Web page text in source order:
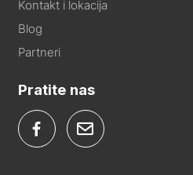
Kontakt i lokacija
Blog
Partneri
Pratite nas